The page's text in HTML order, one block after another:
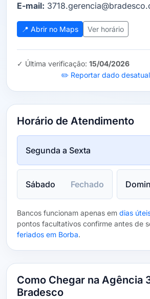
E-mail:
📍 Abrir no Maps Ver horário
✓ Última verificação: 15/04/2026
✏️ Reportar dado
Horário de Atendimento
Segunda a Sexta
Sábado Fechado
Bancos funcionam apenas em dias
pontos facultativos confirme antes de
feriados em Borba.
Como Chegar na Agência
Bradesco